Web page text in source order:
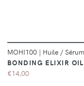
MOHI100 | Huile / Sérum
BONDING ELIXIR
€14,00